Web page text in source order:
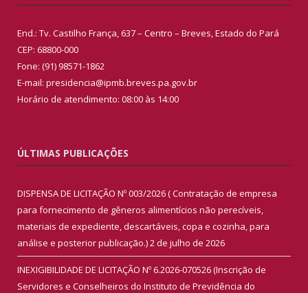
End.: Tv. Castilho França, 637 – Centro – Breves, Estado do Pará
CEP: 68800-000
Fone: (91) 98571-1862
E-mail: presidencia@ipmb.breves.pa.gov.br
Horário de atendimento: 08:00 às 14:00
ÚLTIMAS PUBLICAÇÕES
DISPENSA DE LICITAÇÃO Nº 003/2026 ( Contratação de empresa
para fornecimento de gêneros alimentícios não perecíveis,
materiais de expediente, descartáveis, copa e cozinha, para
análise e posterior publicação.)2 de julho de 2026
INEXIGIBILIDADE DE LICITAÇÃO Nº 6.2026-070526 (Inscrição de
Servidores e Conselheiros do Instituto de Previdência do